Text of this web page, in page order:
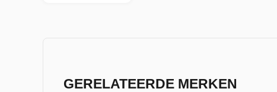
GERELATEERDE MERKEN